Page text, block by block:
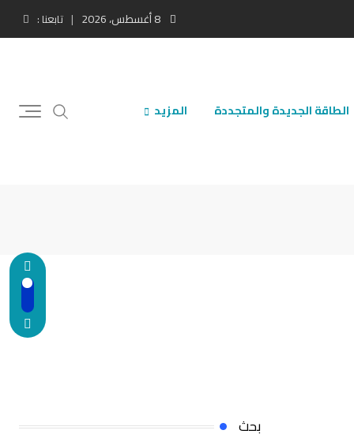
8 أغسطس، 2026 تابعنا :
الطاقة الجديدة والمتجددة المزيد
بحث